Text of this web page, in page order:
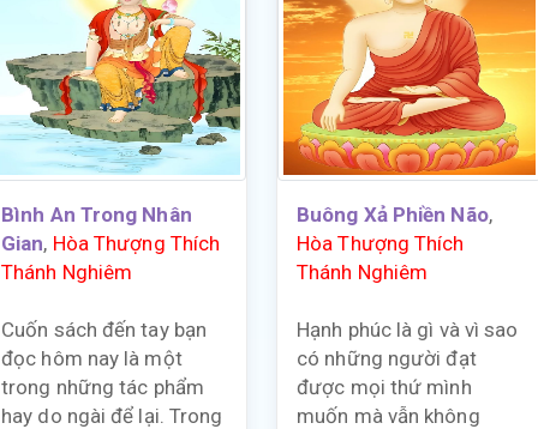
Bình An Trong Nhân
Gian, Hòa Thượng Thích
Thánh Nghiêm
Cuốn sách đến tay bạn
đọc hôm nay là một
trong những tác phẩm
hay do ngài để lại. Trong
Buông Xả Phiền Não,
Hòa Thượng Thích
Thánh Nghiêm
Hạnh phúc là gì và vì sao
có những người đạt
được mọi thứ mình
muốn mà vẫn không